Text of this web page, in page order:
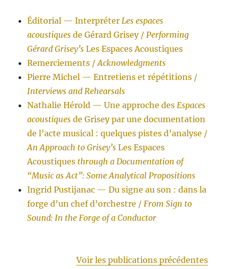
Éditorial — InterpréterLes espaces
acoustiques de Gérard Grisey /Performing
Gérard Grisey’sLes Espaces Acoustiques
Remerciements /Acknowledgments
Pierre Michel — Entretiens et répétitions /
Interviews and Rehearsals
Nathalie Hérold — Une approche desEspaces
acoustiques de Grisey par une documentation
de l’acte musical : quelques pistes d’analyse /
An Approach to Grisey’s Les Espaces
Acoustiques through a Documentation of
“Music as Act”: Some Analytical Propositions
Ingrid Pustijanac — Du signe au son : dans la
forge d’un chef d’orchestre /From Sign to
Sound: In the Forge of a Conductor
Voir les publications précédentes